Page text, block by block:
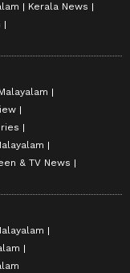
Kerala News
& TV News